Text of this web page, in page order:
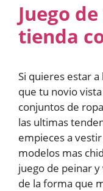
Juego
tienda
Si quieres estar
que tu novio
conjuntos de
las ultimas
empieces a
modelos mas
juego de peinar
de la forma que